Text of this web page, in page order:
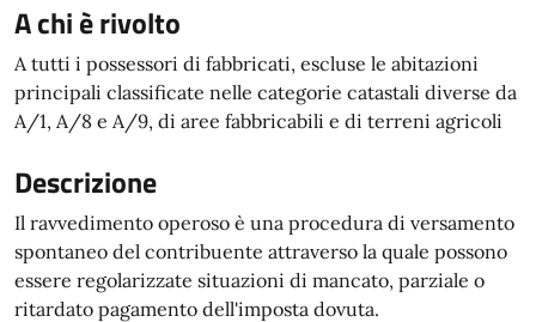
A chi è rivolto
A tutti i possessori di fabbricati, escluse le abitazioni
principali classificate nelle categorie catastali diverse da
A/1, A/8 e A/9, di aree fabbricabili e di terreni agricoli
Descrizione
Il ravvedimento operoso è una procedura di versamento
spontaneo del contribuente attraverso la quale possono
essere regolarizzate situazioni di mancato, parziale o
ritardato pagamento dell'imposta dovuta.